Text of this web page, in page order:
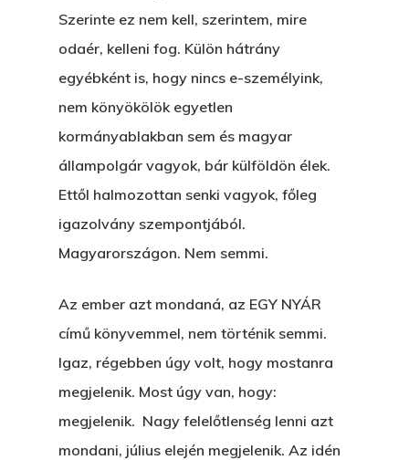
Szerinte ez nem kell, szerintem, mire
odaér, kelleni fog. Külön hátrány
egyébként is, hogy nincs e-személyink,
nem könyökölök egyetlen
kormányablakban sem és magyar
állampolgár vagyok, bár külföldön élek.
Ettől halmozottan senki vagyok, főleg
igazolvány szempontjából.
Magyarországon. Nem semmi.
Az ember azt mondaná, az EGY NYÁR
című könyvemmel, nem történik semmi.
Igaz, régebben úgy volt, hogy mostanra
megjelenik. Most úgy van, hogy:
megjelenik. Nagy felelőtlenség lenni azt
mondani, július elején megjelenik. Az idén